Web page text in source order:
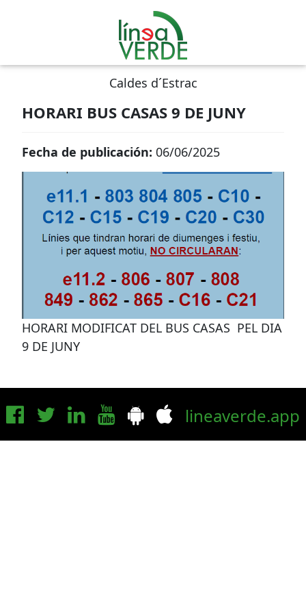
Caldes d´Estrac
HORARI BUS CASAS 9 DE JUNY
Fecha de publicación: 06/06/2025
HORARI MODIFICAT DEL BUS CASAS PEL DIA
9 DE JUNY
lineaverde.app